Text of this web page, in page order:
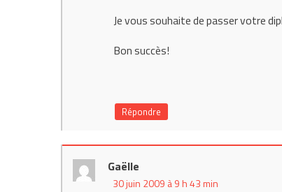
Je vous souhaite de passer votre
Bon succès!
Répondre
Gaëlle
30 juin 2009 à 9 h 43 min